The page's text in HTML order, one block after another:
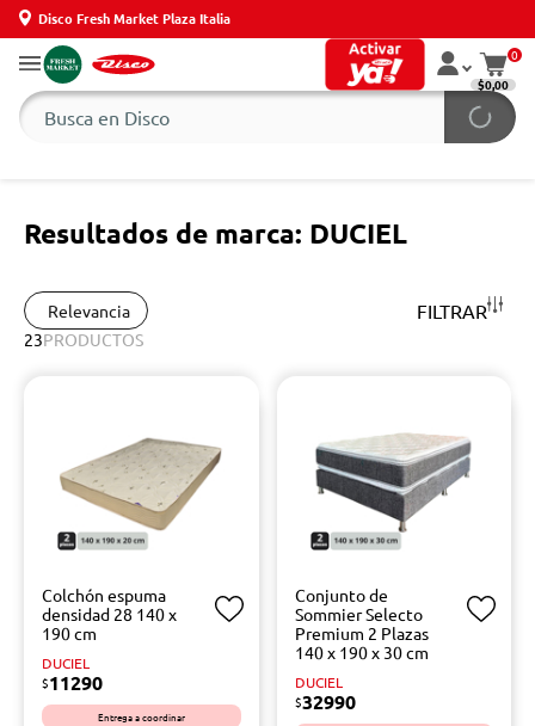
Disco Fresh Market Plaza Italia
0
$0,00
Resultados de marca: DUCIEL
Relevancia FILTRAR
23PRODUCTOS
Colchón espuma
densidad 28 140 x
190 cm
DUCIEL
$11290
Entrega a coordinar
Conjunto de
Sommier Selecto
Premium 2 Plazas
140 x 190 x 30 cm
DUCIEL
$32990